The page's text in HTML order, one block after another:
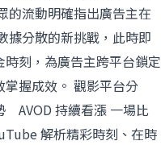
的流動明確指出廣告主在
據分散的新挑戰，此時即
刻，為廣告主跨平台鎖定
握成效。 觀影平台分
AVOD 持續看漲 一場比
解析精彩時刻、在時